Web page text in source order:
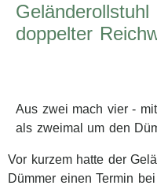
doppelter
Aus zwei mach vier -
als zweimal um den
Vor kurzem hatte der
Dümmer einen Termin